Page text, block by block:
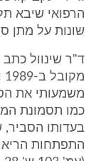
הרפואי שיבא
שונות על מתן
ד"ר שינוול
משמעותי את
כמו תסמונת
בעדותו הסביר,
התפתחות